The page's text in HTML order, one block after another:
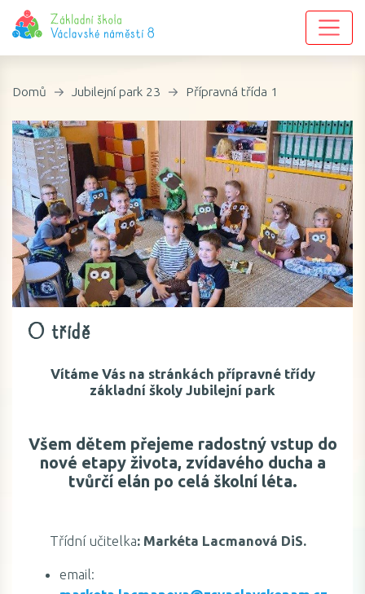
Domů Jubilejní park 23 Přípravná třída 1
O třídě
Vítáme Vás na stránkách přípravné třídy
základní školy Jubilejní park
Všem dětem přejeme radostný vstup do
nové etapy života, zvídavého ducha a
tvůrčí elán po celá školní léta.
Třídní učitelka: Markéta Lacmanová DiS.
email: